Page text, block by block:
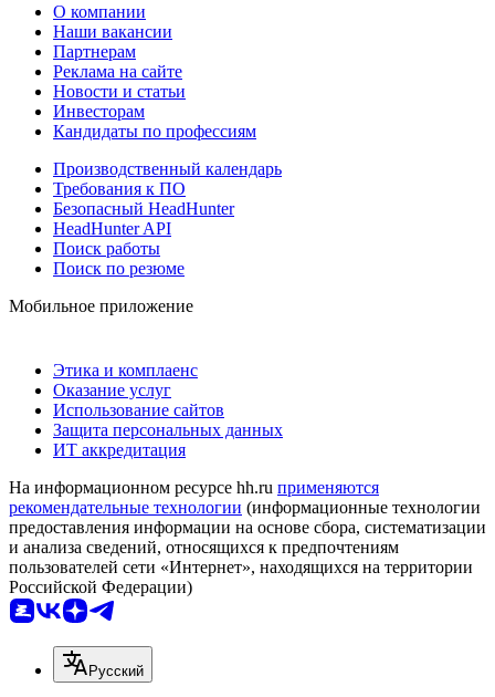
О компании
Наши вакансии
Партнерам
Реклама на сайте
Новости и статьи
Инвесторам
Кандидаты по профессиям
Производственный календарь
Требования к ПО
Безопасный HeadHunter
HeadHunter API
Поиск работы
Поиск по резюме
Мобильное приложение
Этика и комплаенс
Оказание услуг
Использование сайтов
Защита персональных данных
ИТ аккредитация
На информационном ресурсе hh.ru применяются
рекомендательные технологии (информационные технологии
предоставления информации на основе сбора, систематизации
и анализа сведений, относящихся к предпочтениям
пользователей сети «Интернет», находящихся на территории
Российской Федерации)
Русский